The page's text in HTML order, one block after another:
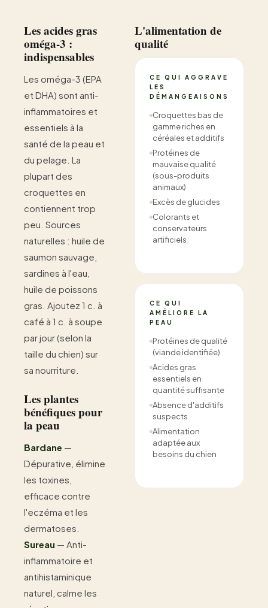
Les acides gras
oméga-3 :
indispensables
Les oméga-3 (EPA
et DHA) sont anti-
inflammatoires et
essentiels à la
santé de la peau et
du pelage. La
plupart des
croquettes en
contiennent trop
peu. Sources
naturelles : huile de
saumon sauvage,
sardines à l'eau,
huile de poissons
gras. Ajoutez 1 c. à
café à 1 c. à soupe
par jour (selon la
taille du chien) sur
sa nourriture.
Les plantes
bénéfiques pour
la peau
Bardane —
Dépurative, élimine
les toxines,
efficace contre
l'eczéma et les
dermatoses.
Sureau — Anti-
inflammatoire et
antihistaminique
naturel, calme les
L'alimentation de
qualité
CE QUI AGGRAVE
LES
DÉMANGEAISONS
Croquettes bas de
gamme riches en
céréales et additifs
Protéines de
mauvaise qualité
(sous-produits
animaux)
Excès de glucides
Colorants et
conservateurs
artificiels
CE QUI
AMÉLIORE LA
PEAU
Protéines de qualité
(viande identifiée)
Acides gras
essentiels en
quantité suffisante
Absence d'additifs
suspects
Alimentation
adaptée aux
besoins du chien